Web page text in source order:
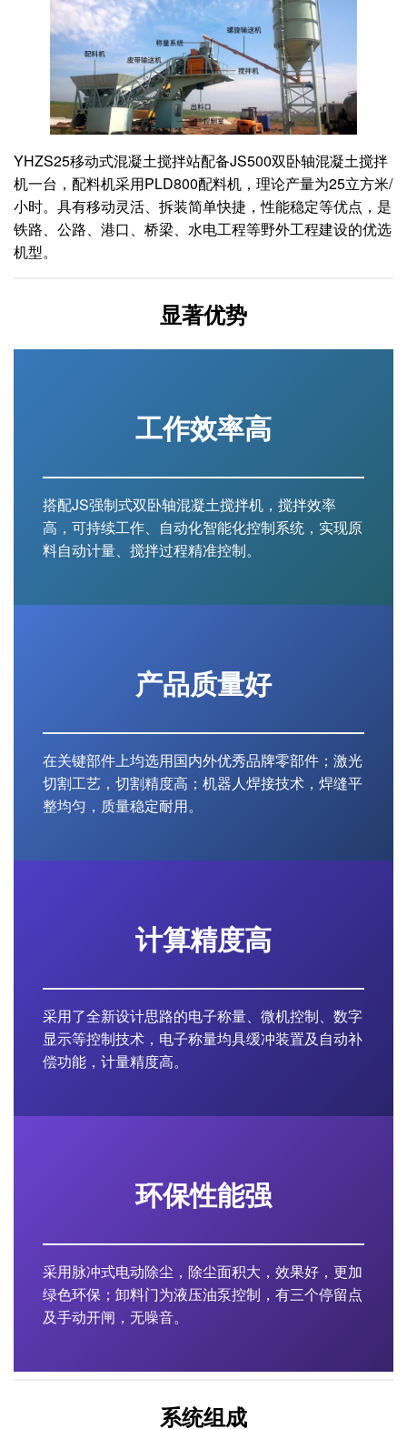
YHZS25移动式混凝土搅拌站配备JS500双卧轴混凝土搅拌
机一台，配料机采用PLD800配料机，理论产量为25立方米/
小时。具有移动灵活、拆装简单快捷，性能稳定等优点，是
铁路、公路、港口、桥梁、水电工程等野外工程建设的优选
机型。
显著优势
工作效率高
搭配JS强制式双卧轴混凝土搅拌机，搅拌效率
高，可持续工作、自动化智能化控制系统，实现原
料自动计量、搅拌过程精准控制。
产品质量好
在关键部件上均选用国内外优秀品牌零部件；激光
切割工艺，切割精度高；机器人焊接技术，焊缝平
整均匀，质量稳定耐用。
计算精度高
采用了全新设计思路的电子称量、微机控制、数字
显示等控制技术，电子称量均具缓冲装置及自动补
偿功能，计量精度高。
环保性能强
采用脉冲式电动除尘，除尘面积大，效果好，更加
绿色环保；卸料门为液压油泵控制，有三个停留点
及手动开闸，无噪音。
系统组成